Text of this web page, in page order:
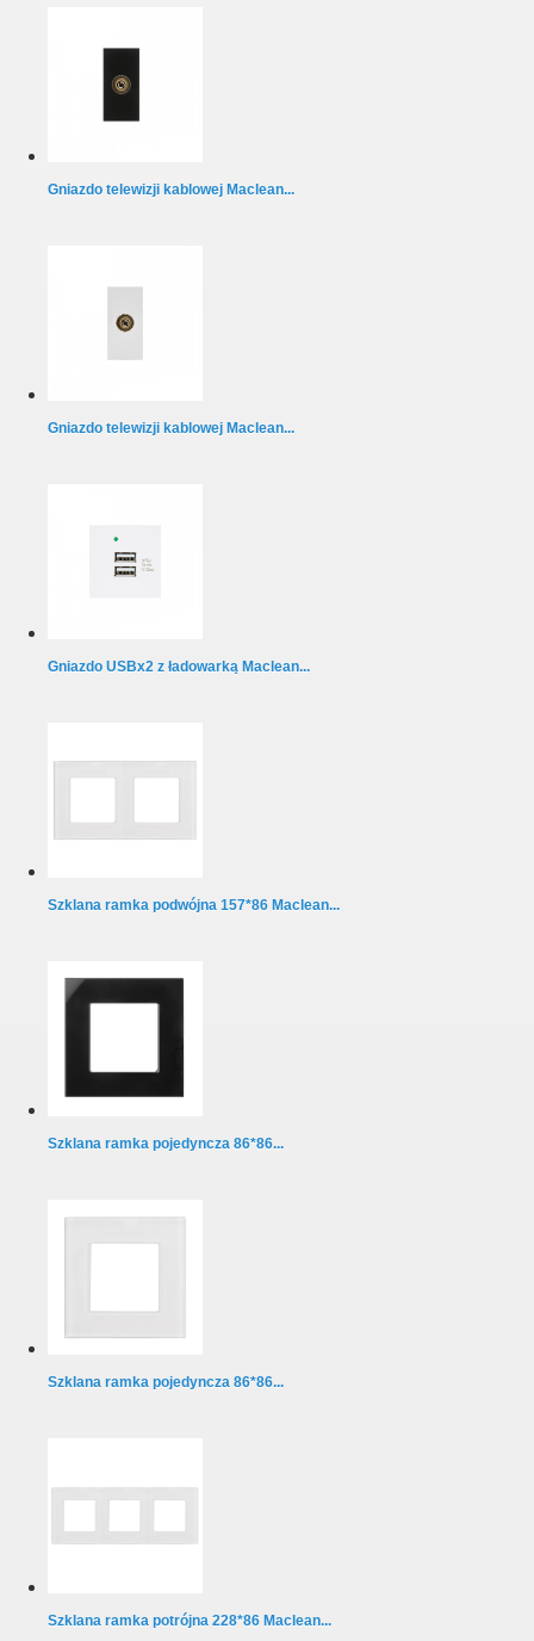
Gniazdo telewizji kablowej Maclean...
Gniazdo telewizji kablowej Maclean...
Gniazdo USBx2 z ładowarką Maclean...
Szklana ramka podwójna 157*86 Maclean...
Szklana ramka pojedyncza 86*86...
Szklana ramka pojedyncza 86*86...
Szklana ramka potrójna 228*86 Maclean...